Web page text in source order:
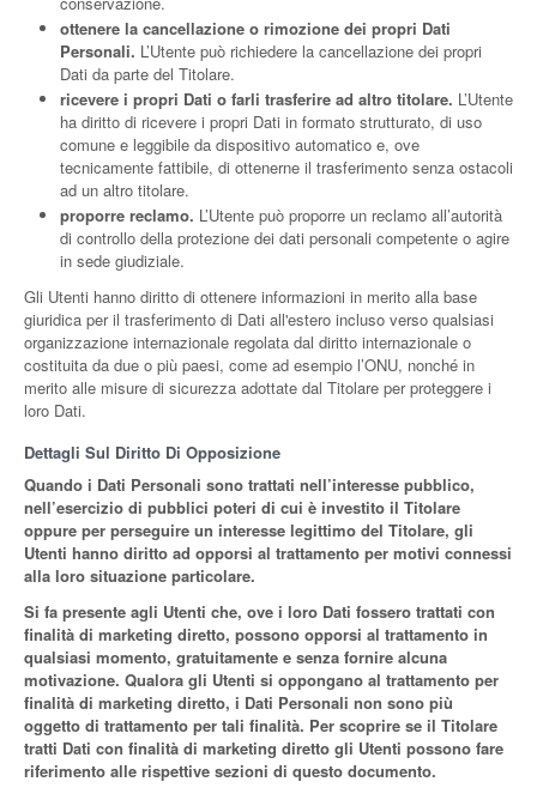
ottenere la cancellazione o rimozione dei propri Dati
Personali. L’Utente può richiedere la cancellazione dei propri
Dati da parte del Titolare.
ricevere i propri Dati o farli trasferire ad altro titolare. L’Utente
ha diritto di ricevere i propri Dati in formato strutturato, di uso
comune e leggibile da dispositivo automatico e, ove
tecnicamente fattibile, di ottenerne il trasferimento senza ostacoli
ad un altro titolare.
proporre reclamo. L’Utente può proporre un reclamo all’autorità
di controllo della protezione dei dati personali competente o agire
in sede giudiziale.
Gli Utenti hanno diritto di ottenere informazioni in merito alla base
giuridica per il trasferimento di Dati all'estero incluso verso qualsiasi
organizzazione internazionale regolata dal diritto internazionale o
costituita da due o più paesi, come ad esempio l’ONU, nonché in
merito alle misure di sicurezza adottate dal Titolare per proteggere i
loro Dati.
Dettagli Sul Diritto Di Opposizione
Quando i Dati Personali sono trattati nell’interesse pubblico,
nell’esercizio di pubblici poteri di cui è investito il Titolare
oppure per perseguire un interesse legittimo del Titolare, gli
Utenti hanno diritto ad opporsi al trattamento per motivi connessi
alla loro situazione particolare.
Si fa presente agli Utenti che, ove i loro Dati fossero trattati con
finalità di marketing diretto, possono opporsi al trattamento in
qualsiasi momento, gratuitamente e senza fornire alcuna
motivazione. Qualora gli Utenti si oppongano al trattamento per
finalità di marketing diretto, i Dati Personali non sono più
oggetto di trattamento per tali finalità. Per scoprire se il Titolare
tratti Dati con finalità di marketing diretto gli Utenti possono fare
riferimento alle rispettive sezioni di questo documento.